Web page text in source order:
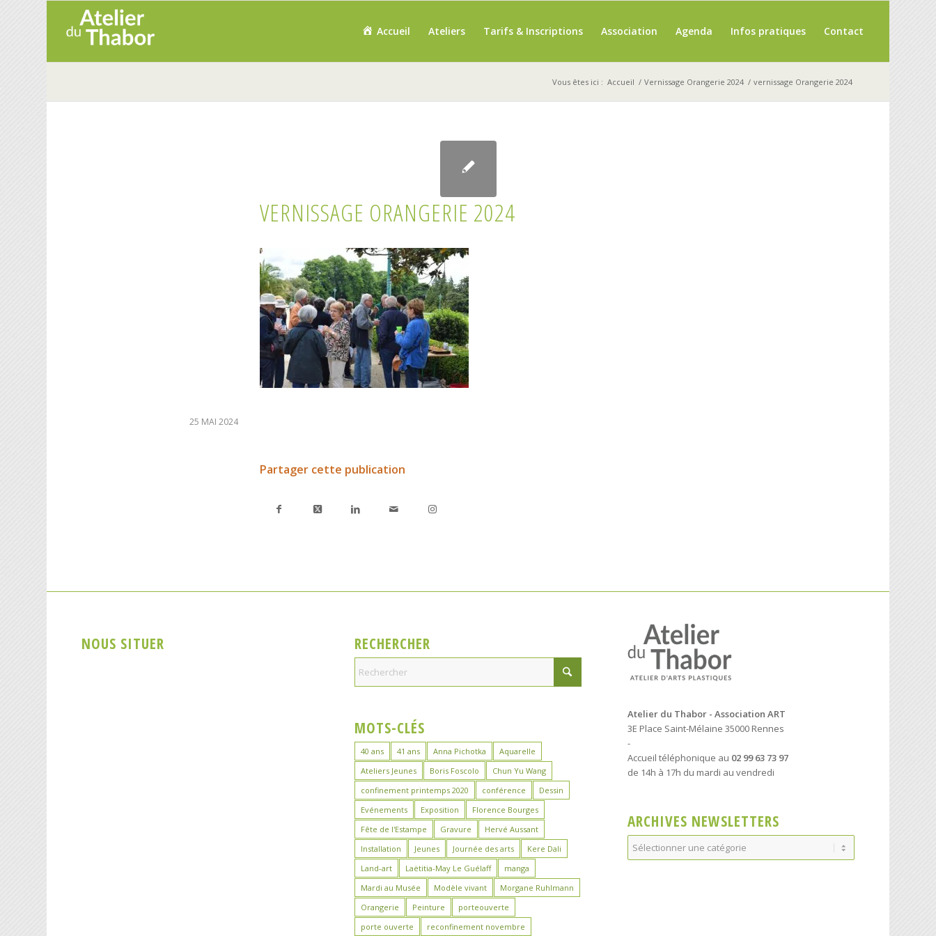
Accueil Ateliers Tarifs & Inscriptions Association Agenda Infos pratiques Contact
Vous êtes ici : Accueil / Vernissage Orangerie 2024 / vernissage Orangerie 2024
VERNISSAGE ORANGERIE 2024
25 MAI 2024
Partager cette publication
NOUS SITUER RECHERCHER
MOTS-CLÉS
40 ans 41 ans Anna Pichotka
Aquarelle
Ateliers Jeunes
Boris Foscolo
Chun Yu Wang
confinement printemps 2020
conférence
Dessin
Evénements
Exposition
Florence Bourges
Fête de l'Estampe
Gravure
Hervé Aussant
Installation
Jeunes Journée des arts
Kere Dali
Land-art
Laëtitia-May Le Guélaff
manga
Mardi au Musée
Modèle vivant
Morgane Ruhlmann
Orangerie
Peinture
porteouverte
porte ouverte
reconfinement novembre
Atelier du Thabor - Association ART
3E Place Saint-Mélaine 35000 Rennes
-
Accueil téléphonique au 02 99 63 73 97
de 14h à 17h du mardi au vendredi
ARCHIVES NEWSLETTERS
Archives
Newsletters